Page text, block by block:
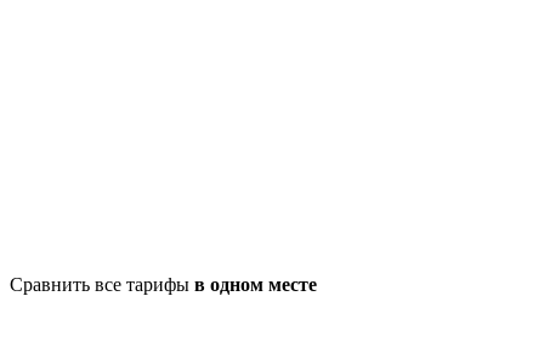
Сравнить все тарифы в одном месте